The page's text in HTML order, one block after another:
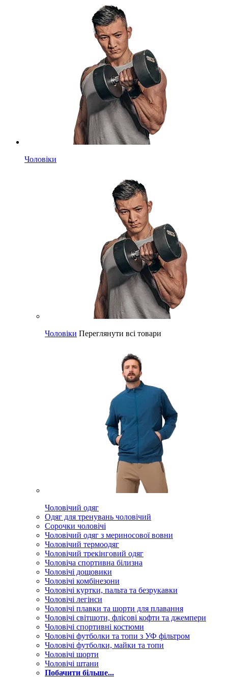
Чоловіки
Чоловіки Переглянути всі товари
Чоловічий одяг
Одяг для тренувань чоловічий
Сорочки чоловічі
Чоловічий одяг з мериносової вовни
Чоловічий термоодяг
Чоловічий трекінговий одяг
Чоловіча спортивна білизна
Чоловічі дощовики
Чоловічі комбінезони
Чоловічі куртки, пальта та безрукавки
Чоловічі легінси
Чоловічі плавки та шорти для плавання
Чоловічі світшоти, флісові кофти та джемпери
Чоловічі спортивні костюми
Чоловічі футболки та топи з УФ фільтром
Чоловічі футболки, майки та топи
Чоловічі шорти
Чоловічі штани
Побачити більше...